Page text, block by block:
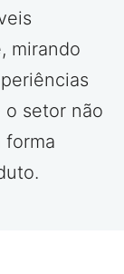
mirando
o setor não
forma